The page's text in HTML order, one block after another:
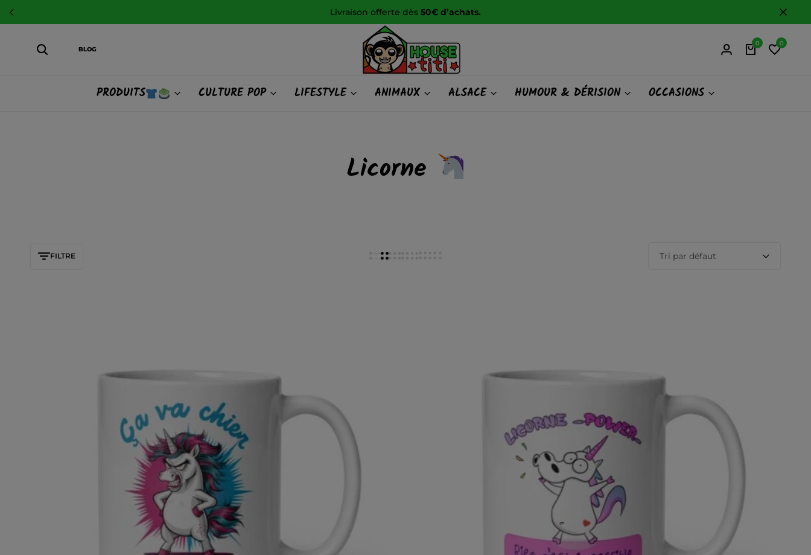
Livraison offerte dès50€ d’achats.
BLOG
0 0
PRODUITS CULTURE POP LIFESTYLE ANIMAUX ALSACE HUMOUR & DÉRISION OCCASIONS
Licorne
FILTRE Tri par défaut